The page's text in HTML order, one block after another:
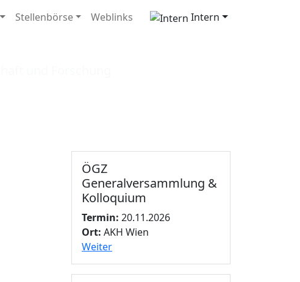
Stellenbörse Weblinks Intern
ÖGZ
Generalversammlung &
Kolloquium
Termin: 20.11.2026
Ort: AKH Wien
Weiter